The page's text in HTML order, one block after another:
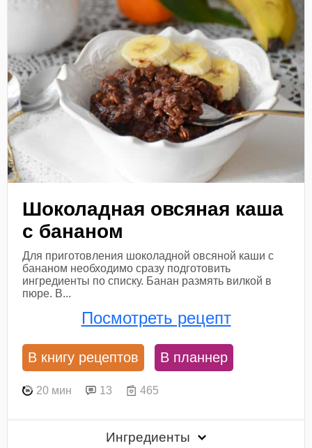
Шоколадная овсяная каша
с бананом
Для приготовления шоколадной овсяной каши с
бананом необходимо сразу подготовить
ингредиенты по списку. Банан размять вилкой в
пюре. В...
Посмотреть рецепт
В книгу рецептов В планнер
20 мин 13 465
Ингредиенты